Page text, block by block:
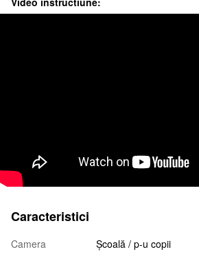
Caracteristici
Camera Școală / p-u copii